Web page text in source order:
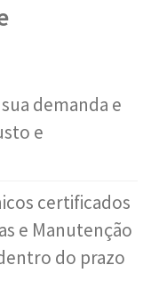
demanda e
e
certificados
e Manutenção
do prazo